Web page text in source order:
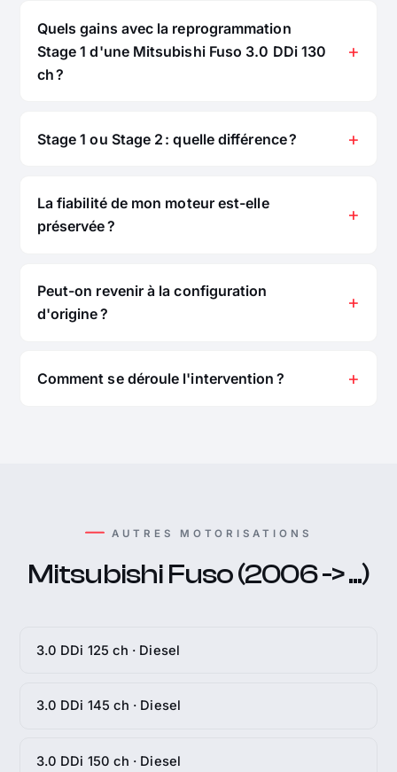
Quels gains avec la reprogrammation
Stage 1 d'une Mitsubishi Fuso 3.0 DDi 130
ch ?
Stage 1 ou Stage 2 : quelle différence ?
La fiabilité de mon moteur est-elle
préservée ?
Peut-on revenir à la configuration
d'origine ?
Comment se déroule l'intervention ?
AUTRES MOTORISATIONS
Mitsubishi Fuso (2006 -> ...)
3.0 DDi 125 ch · Diesel
3.0 DDi 145 ch · Diesel
3.0 DDi 150 ch · Diesel